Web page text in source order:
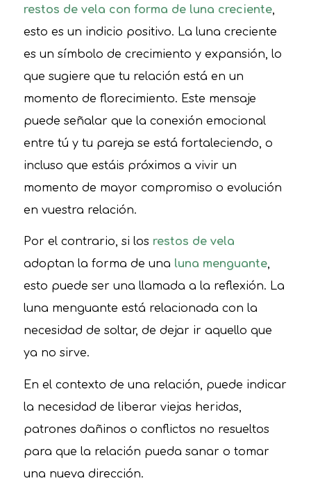
restos de vela con forma de luna creciente,
esto es un indicio positivo. La luna creciente
es un símbolo de crecimiento y expansión, lo
que sugiere que tu relación está en un
momento de florecimiento. Este mensaje
puede señalar que la conexión emocional
entre tú y tu pareja se está fortaleciendo, o
incluso que estáis próximos a vivir un
momento de mayor compromiso o evolución
en vuestra relación.
Por el contrario, si los restos de vela
adoptan la forma de una luna menguante,
esto puede ser una llamada a la reflexión. La
luna menguante está relacionada con la
necesidad de soltar, de dejar ir aquello que
ya no sirve.
En el contexto de una relación, puede indicar
la necesidad de liberar viejas heridas,
patrones dañinos o conflictos no resueltos
para que la relación pueda sanar o tomar
una nueva dirección.